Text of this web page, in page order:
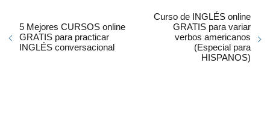
5 Mejores CURSOS online
GRATIS para practicar
INGLÉS conversacional
Curso de INGLÉS online
GRATIS para variar
verbos americanos
(Especial para
HISPANOS)